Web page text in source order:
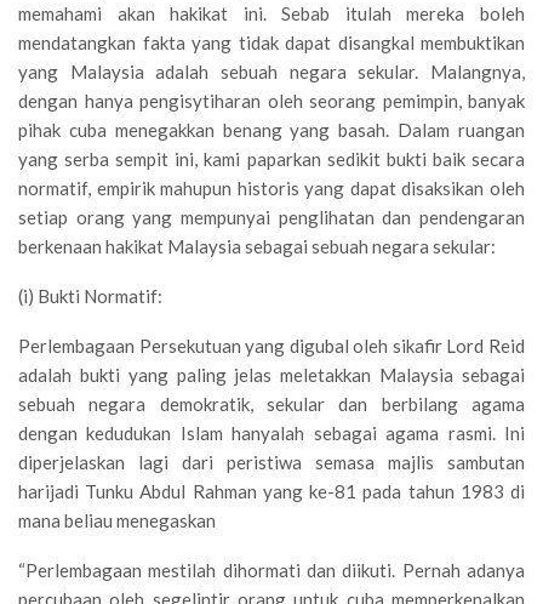
memahami akan hakikat ini. Sebab itulah mereka boleh
mendatangkan fakta yang tidak dapat disangkal membuktikan
yang Malaysia adalah sebuah negara sekular. Malangnya,
dengan hanya pengisytiharan oleh seorang pemimpin, banyak
pihak cuba menegakkan benang yang basah. Dalam ruangan
yang serba sempit ini, kami paparkan sedikit bukti baik secara
normatif, empirik mahupun historis yang dapat disaksikan oleh
setiap orang yang mempunyai penglihatan dan pendengaran
berkenaan hakikat Malaysia sebagai sebuah negara sekular:
(i) Bukti Normatif:
Perlembagaan Persekutuan yang digubal oleh sikafir Lord Reid
adalah bukti yang paling jelas meletakkan Malaysia sebagai
sebuah negara demokratik, sekular dan berbilang agama
dengan kedudukan Islam hanyalah sebagai agama rasmi. Ini
diperjelaskan lagi dari peristiwa semasa majlis sambutan
harijadi Tunku Abdul Rahman yang ke-81 pada tahun 1983 di
mana beliau menegaskan
“Perlembagaan mestilah dihormati dan diikuti. Pernah adanya
percubaan oleh segelintir orang untuk cuba memperkenalkan